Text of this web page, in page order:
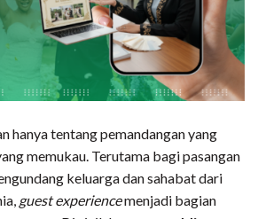
hanya tentang pemandangan yang
memukau. Terutama bagi pasangan
keluarga dan sahabat dari
guest experiencemenjadi bagian